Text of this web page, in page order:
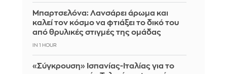
Μπαρτσελόνα: Λανσάρει άρωμα και
καλεί τον κόσμο να φτιάξει το δικό του
από θρυλικές στιγμές της ομάδας
IN 1 HOUR
«Σύγκρουση» Ισπανίας-Ιταλίας για το